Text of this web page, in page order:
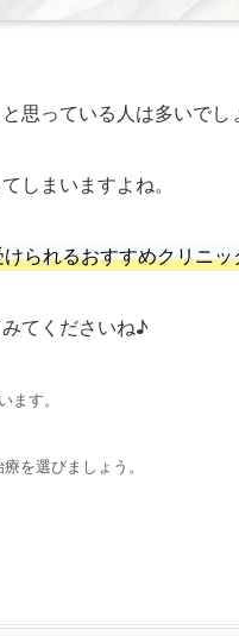
思っている人は多いでし
しまいますよね。
られるおすすめクリニッ
てくださいね♪
す。
を選びましょう。